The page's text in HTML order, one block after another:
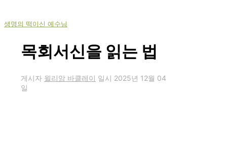
생명의 떡이신 예수님
목회서신을 읽는 법
게시자 윌리암 바클레이 일시 2025년 12월 04
일